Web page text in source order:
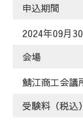
申込期間
2024年09月
会場
鯖江商工会議
受験料（税込）